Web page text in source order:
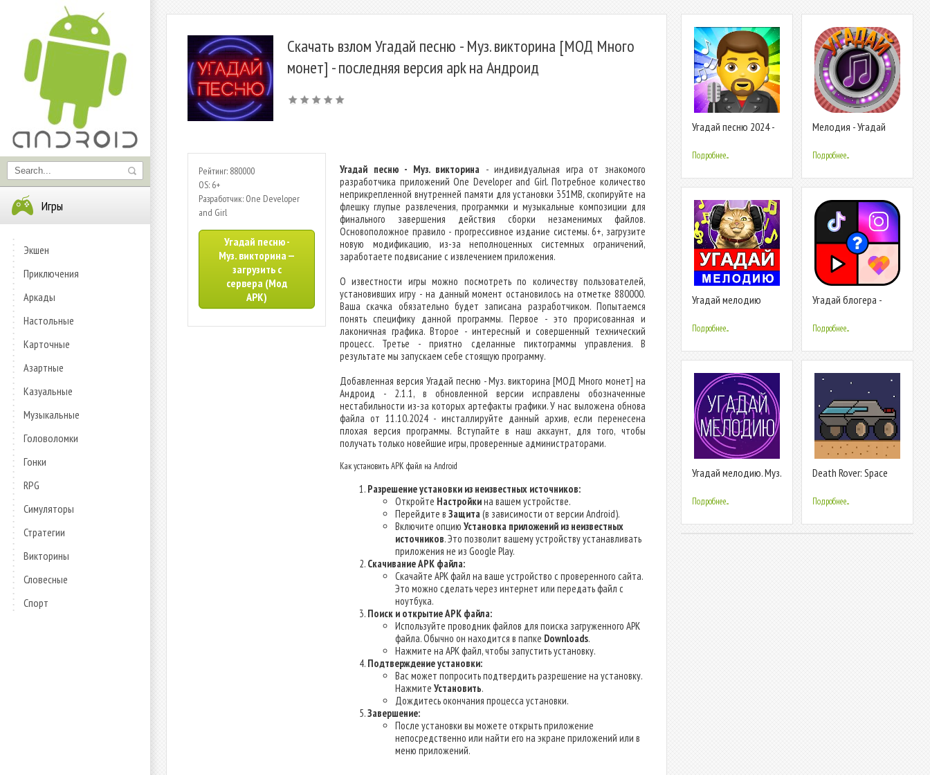
Игры
Экшен
Приключения
Аркады
Настольные
Карточные
Азартные
Казуальные
Музыкальные
Головоломки
Гонки
RPG
Симуляторы
Стратегии
Викторины
Словесные
Спорт
Скачать взлом Угадай песню - Муз. викторина [МОД Много
монет] - последняя версия apk на Андроид
Рейтинг: 880000
OS: 6+
Разработчик: One Developer
and Girl
Угадай песню -
Муз. викторина —
загрузить с
сервера (Мод
APK)
Угадай песню - Муз. викторина - индивидуальная игра от знакомого
разработчика приложений One Developer and Girl. Потребное количество
неприкрепленной внутренней памяти для установки 351MB, скопируйте на
флешку глупые развлечения, программки и музыкальные композиции для
финального завершения действия сборки незаменимых файлов.
Основоположное правило - прогрессивное издание системы. 6+, загрузите
новую модификацию, из-за неполноценных системных ограничений,
заработаете подвисание с извлечением приложения.
О известности игры можно посмотреть по количеству пользователей,
установивших игру - на данный момент остановилось на отметке 880000.
Ваша скачка обязательно будет записана разработчиком. Попытаемся
понять специфику данной программы. Первое - это прорисованная и
лаконичная графика. Второе - интересный и совершенный технический
процесс. Третье - приятно сделанные пиктограммы управления. В
результате мы запускаем себе стоящую программу.
Добавленная версия Угадай песню - Муз. викторина [МОД Много монет] на
Андроид - 2.1.1, в обновленной версии исправлены обозначенные
нестабильности из-за которых артефакты графики. У нас выложена обнова
файла от 11.10.2024 - инсталлируйте данный архив, если перенесена
плохая версия программы. Вступайте в наш аккаунт, для того, чтобы
получать только новейшие игры, проверенные администраторами.
Как установить APK файл на Android
Разрешение установки из неизвестных источников:
Откройте Настройкина вашем устройстве.
Перейдите в Защита(в зависимости от версии Android).
Включите опцию Установка приложений из неизвестных
источников. Это позволит вашему устройству устанавливать
приложения не из Google Play.
Скачивание APK файла:
Скачайте APK файл на ваше устройство с проверенного сайта.
Это можно сделать через интернет или передать файл с
ноутбука.
Поиск и открытие APK файла:
Используйте проводник файлов для поиска загруженного APK
файла. Обычно он находится в папке Downloads.
Нажмите на APK файл, чтобы запустить установку.
Подтверждение установки:
Вас может попросить подтвердить разрешение на установку.
Нажмите Установить.
Дождитесь окончания процесса установки.
Завершение:
После установки вы можете открыть приложение
непосредственно или найти его на экране приложений или в
меню приложений.
Угадай песню 2024 -
Подробнее...
Мелодия - Угадай
Подробнее...
Угадай мелодию
Подробнее...
Угадай блогера -
Подробнее...
Угадай мелодию. Муз.
Подробнее...
Death Rover: Space
Подробнее...